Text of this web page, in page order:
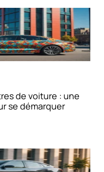
de voiture : une
se démarquer